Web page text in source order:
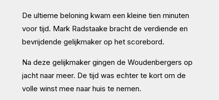
De ultieme beloning kwam een kleine tien minuten
voor tijd. Mark Radstaake bracht de verdiende en
bevrijdende gelijkmaker op het scorebord.
Na deze gelijkmaker gingen de Woudenbergers op
jacht naar meer. De tijd was echter te kort om de
volle winst mee naar huis te nemen.